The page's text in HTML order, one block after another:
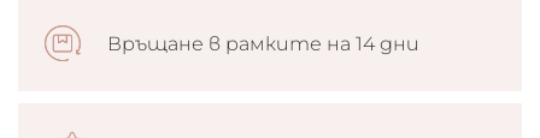
Връщане в рамките на 14 дни